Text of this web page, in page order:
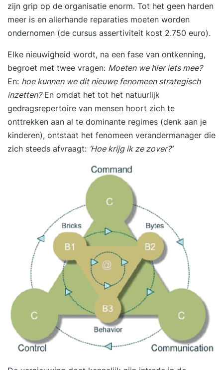
zijn grip op de organisatie enorm. Tot het geen harden
meer is en allerhande reparaties moeten worden
ondernomen (de cursus assertiviteit kost 2.750 euro).
Elke nieuwigheid wordt, na een fase van ontkenning,
begroet met twee vragen: Moeten we hier iets mee?
En: hoe kunnen we dit nieuwe fenomeen strategisch
inzetten?En omdat het tot het natuurlijk
gedragsrepertoire van mensen hoort zich te
onttrekken aan al te dominante regimes (denk aan je
kinderen), ontstaat het fenomeen verandermanager die
zich steeds afvraagt: ‘Hoe krijg ik ze zover?’